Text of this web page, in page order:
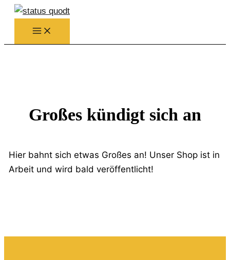
Zum
Inhalt
springen
Großes kündigt sich an
Hier bahnt sich etwas Großes an! Unser Shop ist in
Arbeit und wird bald veröffentlicht!